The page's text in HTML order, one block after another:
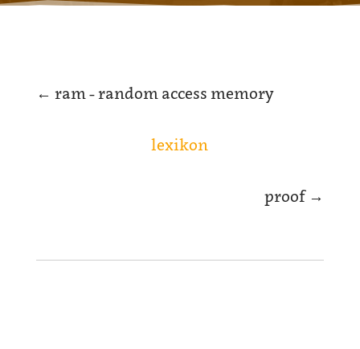
← ram - random access memory
lexikon
proof→